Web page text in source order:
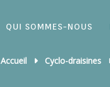
QUI SOMMES-NOUS
Accueil Cyclo-draisines